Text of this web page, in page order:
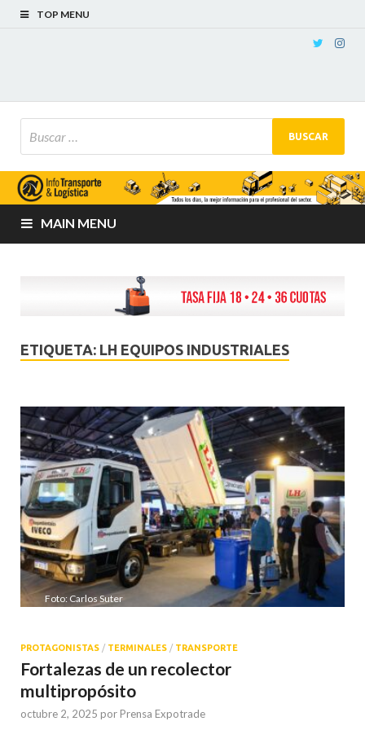
TOP MENU
MAIN MENU
ETIQUETA: LH EQUIPOS INDUSTRIALES
Foto: Carlos Suter
PROTAGONISTAS / TERMINALES / TRANSPORTE
Fortalezas de un recolector
multipropósito
octubre 2, 2025 por Prensa Expotrade